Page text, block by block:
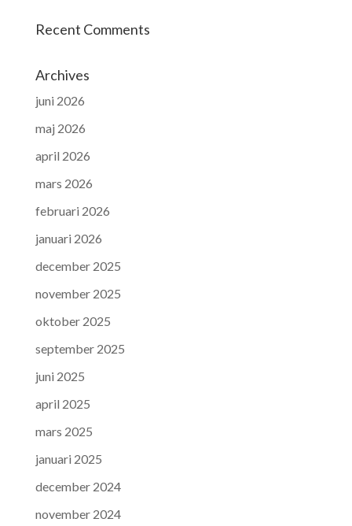
Recent Comments
Archives
juni 2026
maj 2026
april 2026
mars 2026
februari 2026
januari 2026
december 2025
november 2025
oktober 2025
september 2025
juni 2025
april 2025
mars 2025
januari 2025
december 2024
november 2024